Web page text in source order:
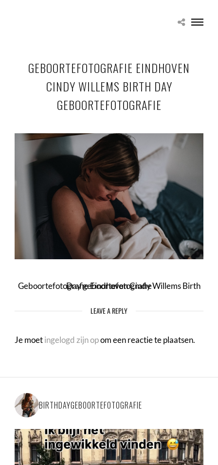
GEBOORTEFOTOGRAFIE EINDHOVEN
CINDY WILLEMS BIRTH DAY
GEBOORTEFOTOGRAFIE
Geboortefotografie Eindhoven Cindy Willems Birth Day geboortefotografie
LEAVE A REPLY
Je moetingelogd zijn opom een reactie te plaatsen.
BIRTHDAYGEBOORTEFOTOGRAFIE